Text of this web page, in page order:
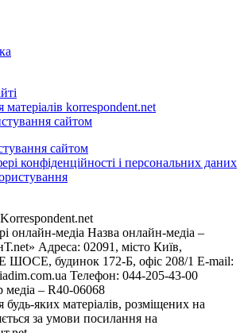
korrespondent.net
сайтом
сайтом
конфіденційності і персональних даних
онлайн-медіа Назва онлайн-медіа –
Адреса: 02091, місто Київ,
будинок 172-Б, офіс 208/1 E-mail:
Телефон: 044-205-43-00
медіа – R40-06068
яких матеріалів, розміщених на
за умови посилання на